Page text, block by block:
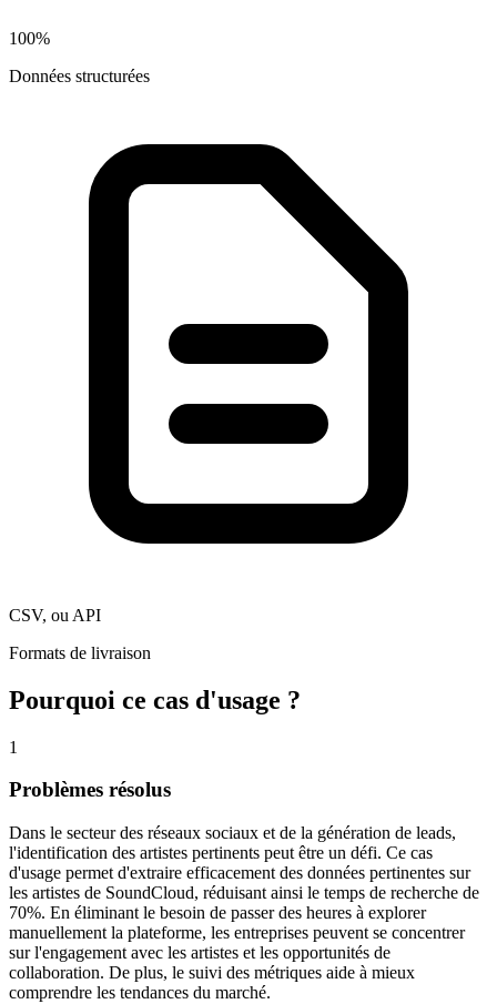
100%
Données structurées
CSV, ou API
Formats de livraison
Pourquoi ce cas d'usage ?
1
Problèmes résolus
Dans le secteur des réseaux sociaux et de la génération de leads,
l'identification des artistes pertinents peut être un défi. Ce cas
d'usage permet d'extraire efficacement des données pertinentes sur
les artistes de SoundCloud, réduisant ainsi le temps de recherche de
70%. En éliminant le besoin de passer des heures à explorer
manuellement la plateforme, les entreprises peuvent se concentrer
sur l'engagement avec les artistes et les opportunités de
collaboration. De plus, le suivi des métriques aide à mieux
comprendre les tendances du marché.